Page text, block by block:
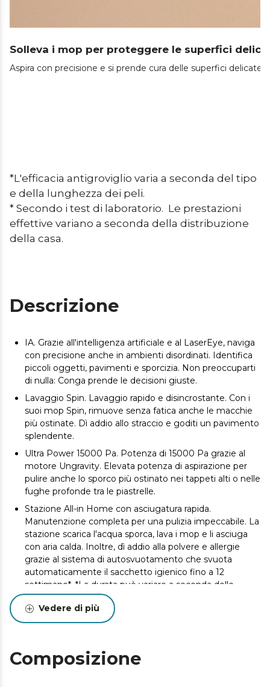
Solleva i mop per proteggere le superfici
Aspira con precisione e si prende cura delle superfici
*L'efficacia antigroviglio varia a seconda del tipo
e della lunghezza dei peli.
* Secondo i test di laboratorio.  Le prestazioni
effettive variano a seconda della distribuzione
della casa.
Descrizione
IA. Grazie all'intelligenza artificiale e al LaserEye, naviga
con precisione anche in ambienti disordinati. Identifica
piccoli oggetti, pavimenti e sporcizia. Non preoccuparti
di nulla: Conga prende le decisioni giuste.
Lavaggio Spin. Lavaggio rapido e disincrostante. Con i
suoi mop Spin, rimuove senza fatica anche le macchie
più ostinate. Dì addio allo straccio e goditi un pavimento
splendente.
Ultra Power 15000 Pa. Potenza di 15000 Pa grazie al
motore Ungravity. Elevata potenza di aspirazione per
pulire anche lo sporco più ostinato nei tappeti alti o nelle
fughe profonde tra le piastrelle.
Stazione All-in Home con asciugatura rapida.
Manutenzione completa per una pulizia impeccabile. La
stazione scarica l'acqua sporca, lava i mop e li asciuga
con aria calda. Inoltre, dì addio alla polvere e allergie
grazie al sistema di autosvuotamento che svuota
automaticamente il sacchetto igienico fino a 12
settimane*. *La durata può variare a seconda delle
condizioni ambientali e delle abitudini di utilizzo.
Tecnologia SpinUp. Aspira con precisione e si prende
impedendo all'umidità di entrare in contatto con i
tappeti o consentendo di aspirare nelle stanze o sulle
Vedere di più
Composizione